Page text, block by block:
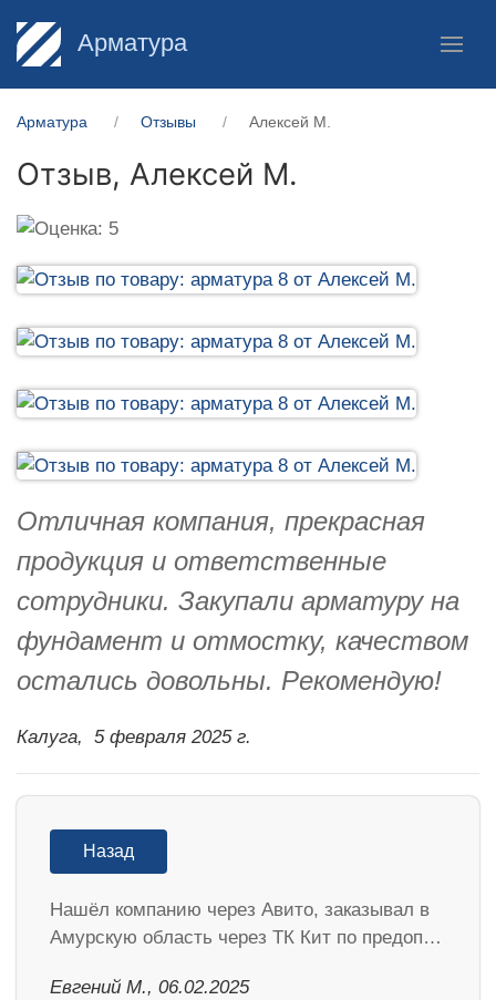
Арматура
Арматура Отзывы Алексей М.
Отзыв, Алексей М.
Отличная компания, прекрасная
продукция и ответственные
сотрудники. Закупали арматуру на
фундамент и отмостку, качеством
остались довольны. Рекомендую!
Калуга, 5 февраля 2025 г.
Назад
Нашёл компанию через Авито, заказывал в
Амурскую область через ТК Кит по предоп…
​Евгений М., 06.02.2025